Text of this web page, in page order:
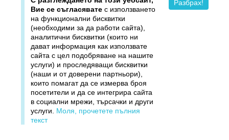
Продукти
Издателство ДОМИНО
Вашият профил
Вие се съгласявате с използването
на функционални бисквитки
(необходими за да работи сайта),
аналитични бисквитки (които ни
дават информация как използвате
сайта с цел подобряване на нашите
услуги) и проследяващи бисквитки
(наши и от доверени партньори),
които помагат да се измерва броя
посетители и да се интегрира сайта
в социални мрежи, търсачки и други
услуги.
Моля, прочетете пълния
текст
Разбрах!